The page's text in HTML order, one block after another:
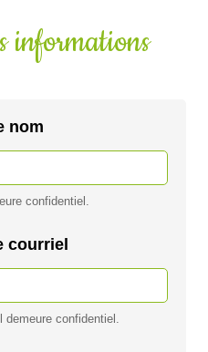
informations
nom
confidentiel.
courriel
demeure confidentiel.